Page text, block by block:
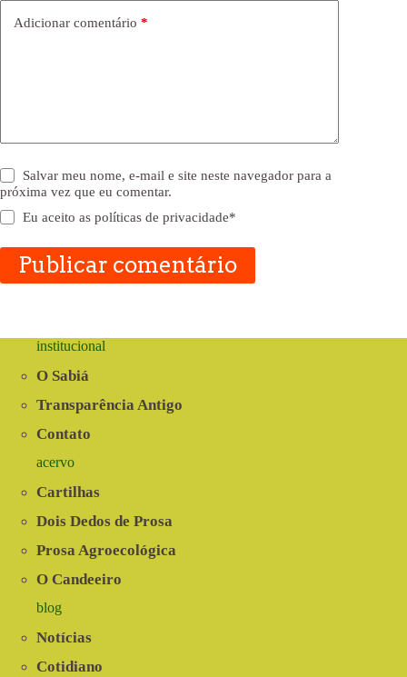
Adicionar comentário *
Salvar meu nome, e-mail e site neste navegador para a
próxima vez que eu comentar.
Eu aceito aspolíticas de privacidade*
Publicar comentário
institucional
O Sabiá
Transparência Antigo
Contato
acervo
Cartilhas
Dois Dedos de Prosa
Prosa Agroecológica
O Candeeiro
blog
Notícias
Cotidiano